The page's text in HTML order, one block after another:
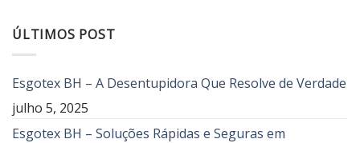
ÚLTIMOS POST
Esgotex BH – A Desentupidora Que Resolve de Verdade
julho 5, 2025
Esgotex BH – Soluções Rápidas e Seguras em